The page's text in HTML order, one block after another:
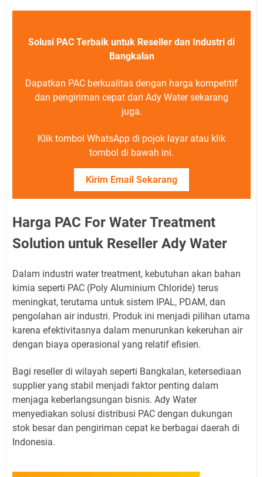
Solusi PAC Terbaik untuk Reseller dan Industri di
Bangkalan
Dapatkan PAC berkualitas dengan harga kompetitif
dan pengiriman cepat dari Ady Water sekarang
juga.
Klik tombol WhatsApp di pojok layar atau klik
tombol di bawah ini.
Kirim Email Sekarang
Harga PAC For Water Treatment
Solution untuk Reseller Ady Water
Dalam industri water treatment, kebutuhan akan bahan
kimia seperti PAC (Poly Aluminium Chloride) terus
meningkat, terutama untuk sistem IPAL, PDAM, dan
pengolahan air industri. Produk ini menjadi pilihan utama
karena efektivitasnya dalam menurunkan kekeruhan air
dengan biaya operasional yang relatif efisien.
Bagi reseller di wilayah seperti Bangkalan, ketersediaan
supplier yang stabil menjadi faktor penting dalam
menjaga keberlangsungan bisnis. Ady Water
menyediakan solusi distribusi PAC dengan dukungan
stok besar dan pengiriman cepat ke berbagai daerah di
Indonesia.